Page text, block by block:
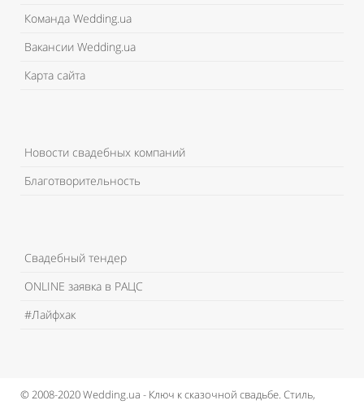
Команда Wedding.ua
Вакансии Wedding.ua
Карта сайта
Новости свадебных компаний
Благотворительность
Свадебный тендер
ONLINE заявка в РАЦС
#Лайфхак
© 2008-2020 Wedding.ua - Ключ к сказочной свадьбе. Стиль,